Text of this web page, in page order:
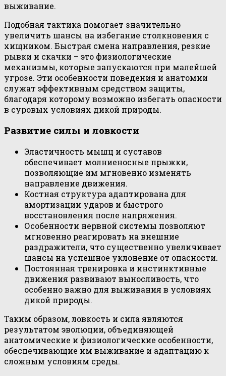
выживание.
Подобная тактика помогает значительно
увеличить шансы на избегание столкновения с
хищником. Быстрая смена направления, резкие
рывки и скачки – это физиологические
механизмы, которые запускаются при малейшей
угрозе. Эти особенности поведения и анатомии
служат эффективным средством защиты,
благодаря которому возможно избегать опасности
в суровых условиях дикой природы.
Развитие силы и ловкости
Эластичность мышц и суставов
обеспечивает молниеносные прыжки,
позволяющие им мгновенно изменять
направление движения.
Костная структура адаптирована для
амортизации ударов и быстрого
восстановления после напряжения.
Особенности нервной системы позволяют
мгновенно реагировать на внешние
раздражители, что существенно увеличивает
шансы на успешное уклонение от опасности.
Постоянная тренировка и инстинктивные
движения развивают выносливость, что
особенно важно для выживания в условиях
дикой природы.
Таким образом, ловкость и сила являются
результатом эволюции, объединяющей
анатомические и физиологические особенности,
обеспечивающие им выживание и адаптацию к
сложным условиям среды.